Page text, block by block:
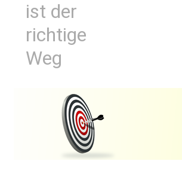
ist der
richtige
Weg